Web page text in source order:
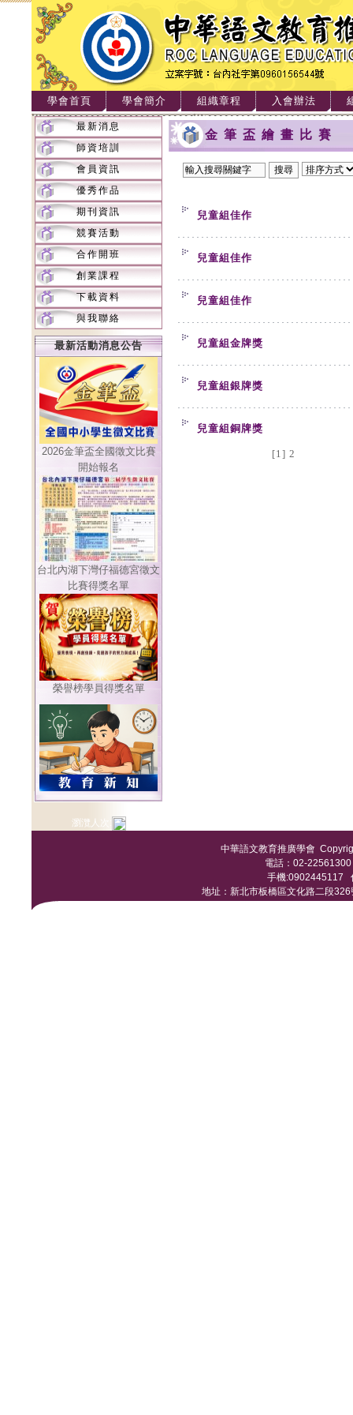
學會首頁 學會簡介 組織章程 入會辦法
最新消息
師資培訓
會員資訊
優秀作品
期刊資訊
競賽活動
合作開班
創業課程
下載資料
與我聯絡
最新活動消息公告
2026金筆盃全國徵文比賽
開始報名
台北內湖下灣仔福德宮徵文
比賽得獎名單
榮譽榜學員得獎名單
金筆盃繪畫比賽
兒童組佳作
兒童組佳作
兒童組佳作
兒童組金牌獎
兒童組銀牌獎
兒童組銅牌獎
[1] 2
瀏灠人次:
中華語文教育推廣學會
電話：02-
手機:0902445117
地址：新北市板橋區文化路二段